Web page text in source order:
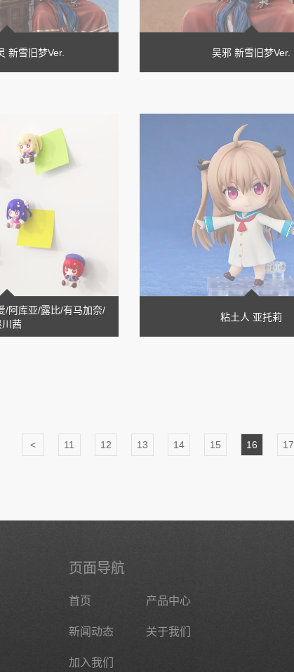
新雪旧梦Ver. 吴邪 新雪旧梦Ver.
/阿库亚/露比/有马加奈/
川茜
粘土人 亚托莉
< 11 12 13 14 15 16 17
页面导航
首页 产品中心
新闻动态 关于我们
加入我们